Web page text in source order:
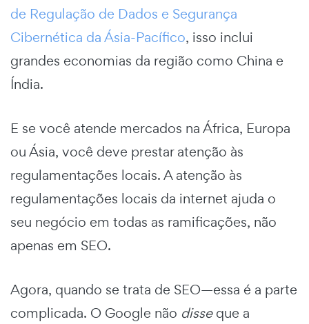
de Regulação de Dados e Segurança
Cibernética da Ásia-Pacífico, isso inclui
grandes economias da região como China e
Índia.
E se você atende mercados na África, Europa
ou Ásia, você deve prestar atenção às
regulamentações locais. A atenção às
regulamentações locais da internet ajuda o
seu negócio em todas as ramificações, não
apenas em SEO.
Agora, quando se trata de SEO—essa é a parte
complicada. O Google não disseque a